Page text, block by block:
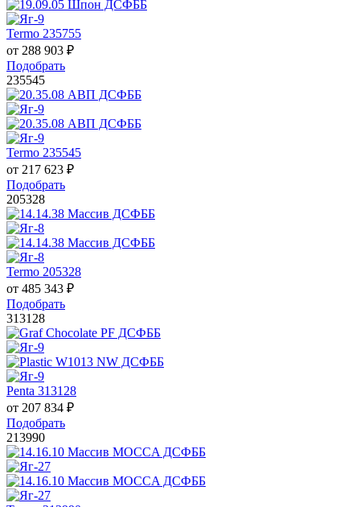
Termo 235755
от 288 903 ₽
Подобрать
235545
Termo 235545
от 217 623 ₽
Подобрать
205328
Termo 205328
от 485 343 ₽
Подобрать
313128
Penta 313128
от 207 834 ₽
Подобрать
213990